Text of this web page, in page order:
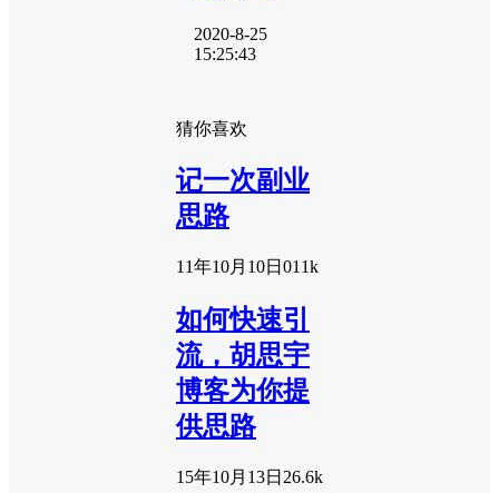
2020-8-25
15:25:43
猜你喜欢
记一次副业
思路
11年10月10日 011k
如何快速引
流，胡思宇
博客为你提
供思路
15年10月13日 26.6k